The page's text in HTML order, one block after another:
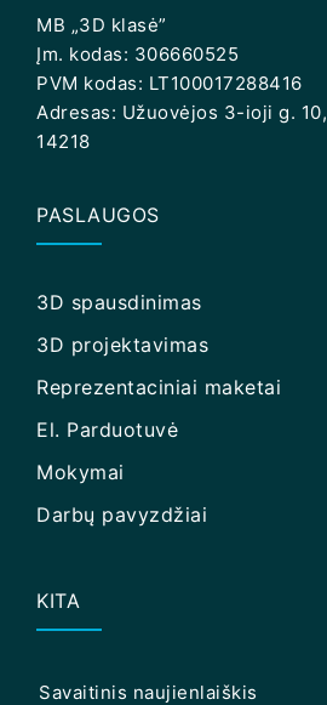
MB „3D klasė”
Įm. kodas: 306660525
PVM kodas: LT100017288416
Adresas: Užuovėjos 3-ioji g.
14218
PASLAUGOS
3D spausdinimas
3D projektavimas
Reprezentaciniai maketai
El. Parduotuvė
Mokymai
Darbų pavyzdžiai
KITA
Savaitinis naujienlaiškis